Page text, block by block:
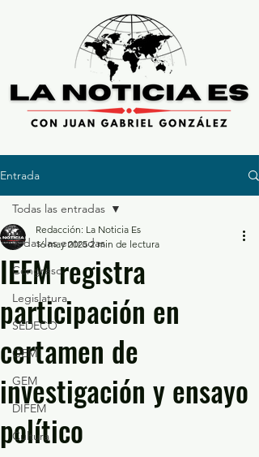
Entrada
Todas las entradas
Congreso
Legislatura
SEDECO
GEM
GEM
DIFEM
Cultura
Todas las entradas
IEEM registra
participación en
certamen de
investigación y ensayo
político
Redacción: La Noticia Es
16 may 2025 2 min de lectura